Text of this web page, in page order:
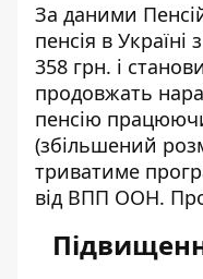
За даними
пенсія в
358 грн. і
продовжать
пенсію
(збільшений
триватиме
від ВПП ООН.